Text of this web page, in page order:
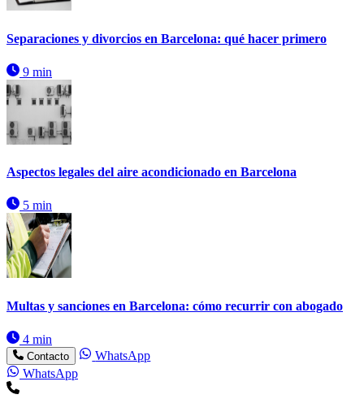
Separaciones y divorcios en Barcelona: qué hacer primero
9 min
Aspectos legales del aire acondicionado en Barcelona
5 min
Multas y sanciones en Barcelona: cómo recurrir con abogado
4 min
Contacto
WhatsApp
WhatsApp